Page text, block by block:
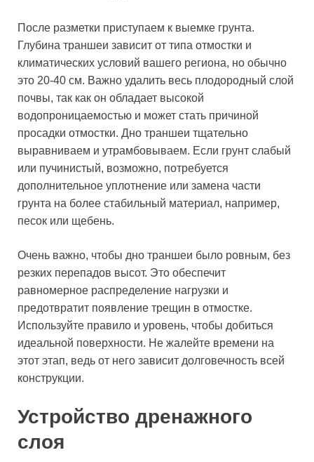
После разметки приступаем к выемке грунта.
Глубина траншеи зависит от типа отмостки и
климатических условий вашего региона, но обычно
это 20-40 см. Важно удалить весь плодородный слой
почвы, так как он обладает высокой
водопроницаемостью и может стать причиной
просадки отмостки. Дно траншеи тщательно
выравниваем и утрамбовываем. Если грунт слабый
или пучинистый, возможно, потребуется
дополнительное уплотнение или замена части
грунта на более стабильный материал, например,
песок или щебень.
Очень важно, чтобы дно траншеи было ровным, без
резких перепадов высот. Это обеспечит
равномерное распределение нагрузки и
предотвратит появление трещин в отмостке.
Используйте правило и уровень, чтобы добиться
идеальной поверхности. Не жалейте времени на
этот этап, ведь от него зависит долговечность всей
конструкции.
Устройство дренажного
слоя